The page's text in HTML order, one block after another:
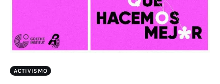
Descargables
Quiénes Somos
Contacto
ACTIVISMO